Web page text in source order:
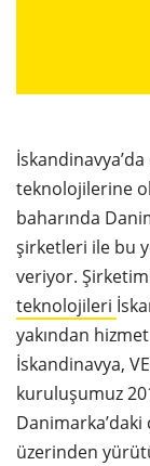
teknolojilerine
baharında
şirketleri ile bu
veriyor.
teknolojileri
yakından
İskandinavya,
kuruluşumuz
Danimarka’daki
üzerinden